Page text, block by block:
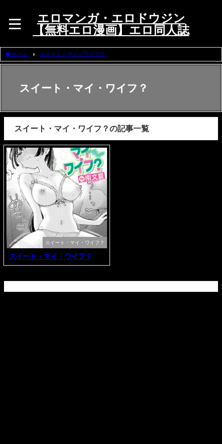
エロマンガ・エロドウジン
【無料エロ漫画】エロ同人誌
ホーム スイート・マイ・ワイフ？
スイート・マイ・ワイフ？
スイート・マイ・ワイフ？の記事一覧
スイート・マイ・ワイフ？
スイート・マイ・ワイフ？